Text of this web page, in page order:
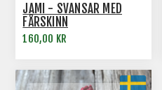
JAMI - SVANSAR MED
FÅRSKINN
160,00 KR